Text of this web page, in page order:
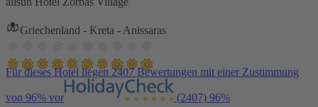
Griechenland - Kreta - Anissaras
Für dieses Hotel liegen 2407 Bewertungen mit einer Zustimmung
von 96% vor (2407) 96%